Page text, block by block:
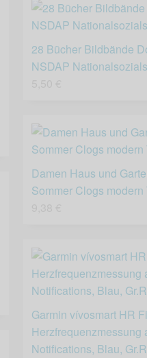
28 Bücher Bildbände
NSDAP
Damen Haus und
Sommer Clogs modern
Garmin vívosmart HR
Herzfrequenzmessung
Notifications, Blau,